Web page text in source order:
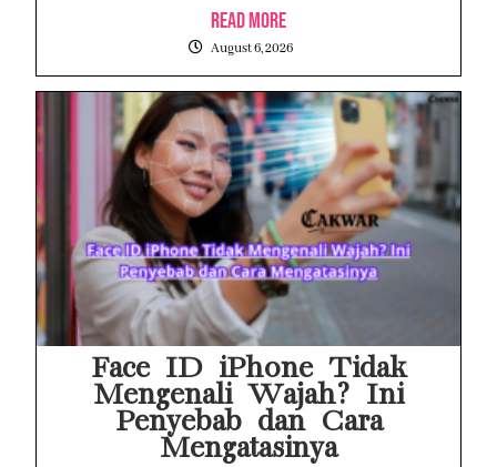
Read More
August 6, 2026
Face ID iPhone Tidak
Mengenali Wajah? Ini
Penyebab dan Cara
Mengatasinya